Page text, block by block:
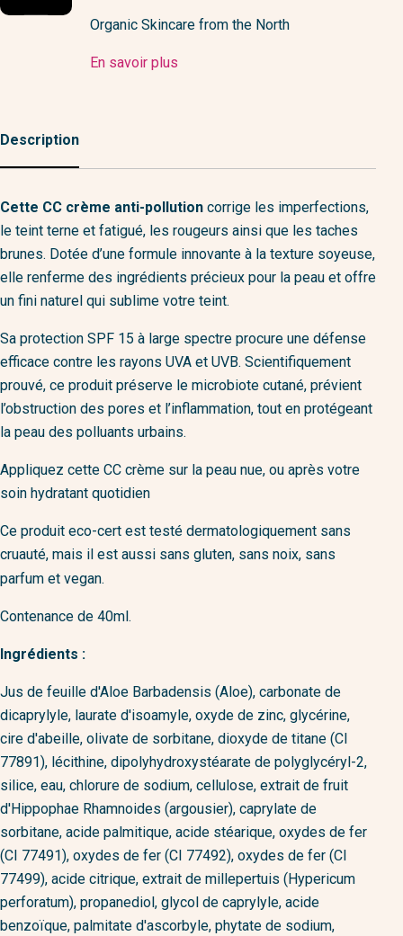
Organic Skincare from the North
En savoir plus
Description
Cette CC crème anti-pollution corrige les imperfections,
le teint terne et fatigué, les rougeurs ainsi que les taches
brunes. Dotée d’une formule innovante à la texture soyeuse,
elle renferme des ingrédients précieux pour la peau et offre
un fini naturel qui sublime votre teint.
Sa protection SPF 15 à large spectre procure une défense
efficace contre les rayons UVA et UVB. Scientifiquement
prouvé, ce produit préserve le microbiote cutané, prévient
l’obstruction des pores et l’inflammation, tout en protégeant
la peau des polluants urbains.
​Appliquez cette CC crème sur la peau nue, ou après votre
soin hydratant quotidien
Ce produit eco-cert est testé dermatologiquement sans
cruauté, mais il est aussi sans gluten, sans noix, sans
parfum et vegan.
Contenance de 40ml.
Ingrédients :
Jus de feuille d'Aloe Barbadensis (Aloe), carbonate de
dicaprylyle, laurate d'isoamyle, oxyde de zinc, glycérine,
cire d'abeille, olivate de sorbitane, dioxyde de titane (CI
77891), lécithine, dipolyhydroxystéarate de polyglycéryl-2,
silice, eau, chlorure de sodium, cellulose, extrait de fruit
d'Hippophae Rhamnoides (argousier), caprylate de
sorbitane, acide palmitique, acide stéarique, oxydes de fer
(CI 77491), oxydes de fer (CI 77492), oxydes de fer (CI
77499), acide citrique, extrait de millepertuis (Hypericum
perforatum), propanediol, glycol de caprylyle, acide
benzoïque, palmitate d'ascorbyle, phytate de sodium,